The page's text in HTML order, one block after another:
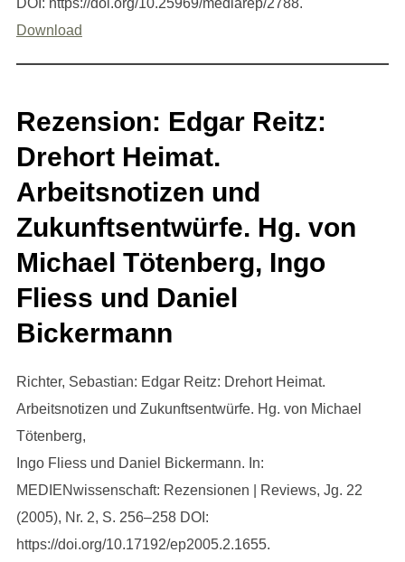
Download
Rezension: Edgar Reitz:
Drehort Heimat.
Arbeitsnotizen und
Zukunftsentwürfe. Hg. von
Michael Tötenberg, Ingo
Fliess und Daniel
Bickermann
Richter, Sebastian: Edgar Reitz: Drehort Heimat.
Arbeitsnotizen und Zukunftsentwürfe. Hg. von Michael
Tötenberg,
Ingo Fliess und Daniel Bickermann. In:
MEDIENwissenschaft: Rezensionen | Reviews, Jg. 22
(2005), Nr. 2, S. 256–258 DOI:
https://doi.org/10.17192/ep2005.2.1655.